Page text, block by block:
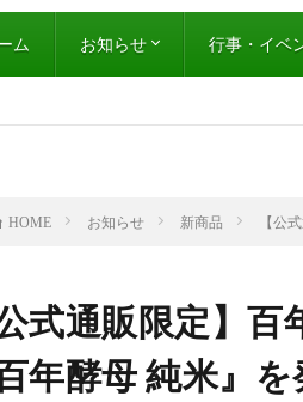
ム お知らせ 行事・イベ
HOME お知らせ 新商品 【公
公式通販限定】
百年酵母 純米』